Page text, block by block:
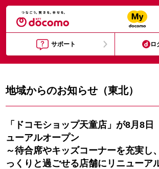
サポート ロ
地域からのお知らせ（東北）
「ドコモショップ天童店」が8月8日
ューアルオープン
～待合席やキッズコーナーを充実し
っくりと過ごせる店舗にリニューア